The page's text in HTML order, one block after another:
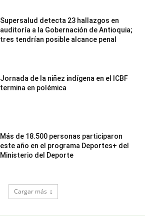
Supersalud detecta 23 hallazgos en
auditoría a la Gobernación de Antioquia;
tres tendrían posible alcance penal
Jornada de la niñez indígena en el ICBF
termina en polémica
Más de 18.500 personas participaron
este año en el programa Deportes+ del
Ministerio del Deporte
Cargar más